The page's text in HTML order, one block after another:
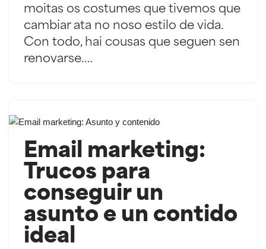
moitas os costumes que tivemos que
cambiar ata no noso estilo de vida.
Con todo, hai cousas que seguen sen
renovarse.…
Email marketing:
Trucos para
conseguir un
asunto e un contido
ideal